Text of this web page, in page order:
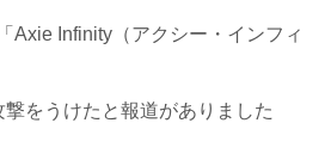
Axie Infinity（アクシー・インフィ
をうけたと報道がありました